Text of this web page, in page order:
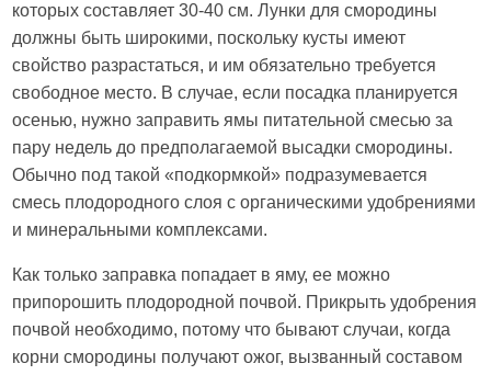
которых составляет 30-40 см. Лунки для смородины
должны быть широкими, поскольку кусты имеют
свойство разрастаться, и им обязательно требуется
свободное место. В случае, если посадка планируется
осенью, нужно заправить ямы питательной смесью за
пару недель до предполагаемой высадки смородины.
Обычно под такой «подкормкой» подразумевается
смесь плодородного слоя с органическими удобрениями
и минеральными комплексами.
Как только заправка попадает в яму, ее можно
припорошить плодородной почвой. Прикрыть удобрения
почвой необходимо, потому что бывают случаи, когда
корни смородины получают ожог, вызванный составом